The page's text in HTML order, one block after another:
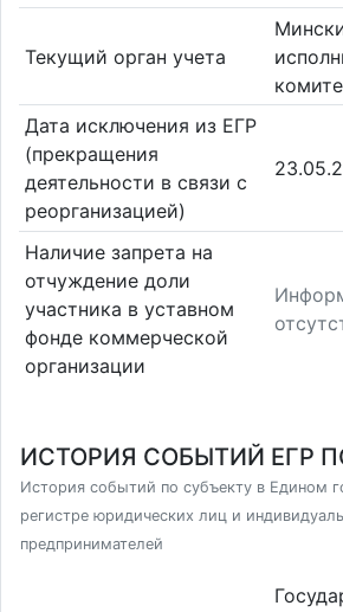
Текущий орган учета
Дата исключения из ЕГР
(прекращения
деятельности в связи с
реорганизацией)
Наличие запрета на
отчуждение доли
участника в уставном
фонде коммерческой
организации
ИСТОРИЯ СОБЫТИЙ ЕГР
История событий по субъекту в Едином
регистре юридических лиц и
предпринимателей